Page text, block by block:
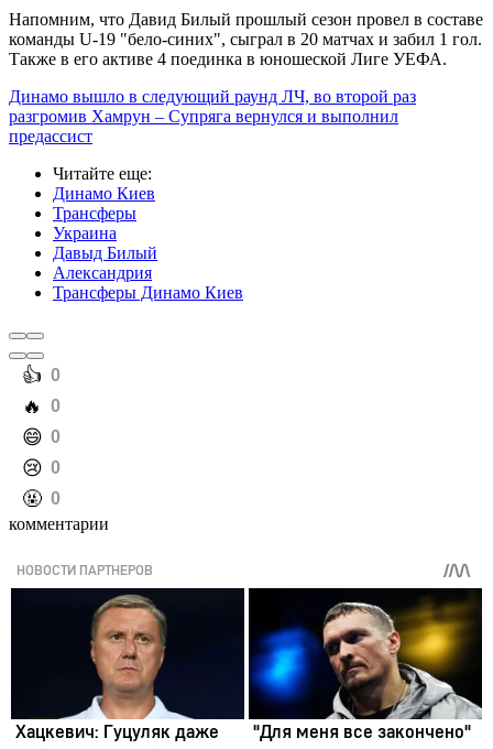
Напомним, что Давид Билый прошлый сезон провел в составе
команды U-19 "бело-синих", сыграл в 20 матчах и забил 1 гол.
Также в его активе 4 поединка в юношеской Лиге УЕФА.
Динамо вышло в следующий раунд ЛЧ, во второй раз
разгромив Хамрун – Супряга вернулся и выполнил
предассист
Читайте еще:
Динамо Киев
Трансферы
Украина
Давыд Билый
Александрия
Трансферы Динамо Киев
️👍 0
️🔥 0
️😄 0
️😢 0
️🤬 0
комментарии